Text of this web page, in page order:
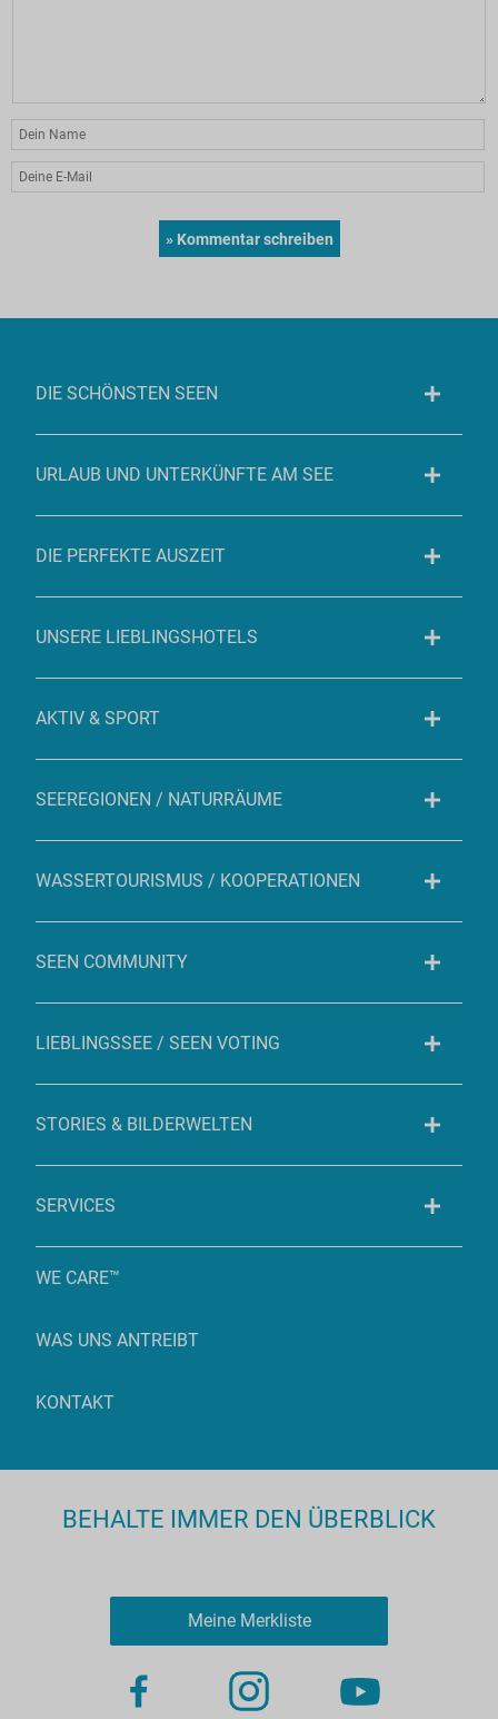
DIE SCHÖNSTEN SEEN
URLAUB UND UNTERKÜNFTE AM SEE
DIE PERFEKTE AUSZEIT
UNSERE LIEBLINGSHOTELS
AKTIV & SPORT
SEEREGIONEN / NATURRÄUME
WASSERTOURISMUS / KOOPERATIONEN
SEEN COMMUNITY
LIEBLINGSSEE / SEEN VOTING
STORIES & BILDERWELTEN
SERVICES
WE CARE™
WAS UNS ANTREIBT
KONTAKT
BEHALTE IMMER DEN ÜBERBLICK
Meine Merkliste